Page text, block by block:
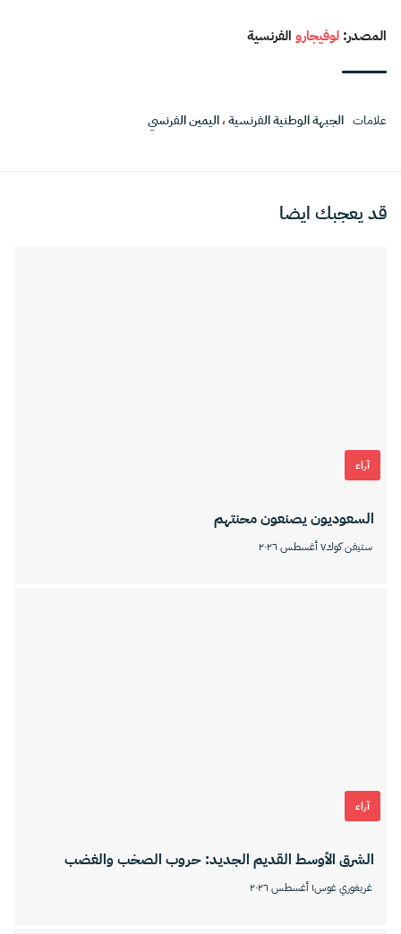
المصدر: لوفيجارو الفرنسية
علامات الجبهة الوطنية الفرنسية،اليمين الفرنسي
قد يعجبك ايضا
آراء
السعوديون يصنعون محنتهم
ستيفن كوك٧ أغسطس ٢٠٢٦
آراء
الشرق الأوسط القديم الجديد: حروب الصخب والغضب
غريغوري غوس١ أغسطس ٢٠٢٦